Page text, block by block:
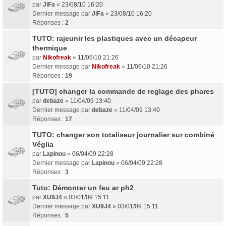
par JiFa « 23/08/10 16:20
Dernier message par JiFa » 23/08/10 16:20
Réponses : 2
TUTO: rajeunir les plastiques avec un décapeur
thermique
par Nikofreak « 11/06/10 21:26
Dernier message par Nikofreak » 11/06/10 21:26
Réponses : 19
[TUTO] changer la commande de reglage des phares
par debaze « 11/04/09 13:40
Dernier message par debaze » 11/04/09 13:40
Réponses : 17
TUTO: changer son totaliseur journalier sur combiné
Véglia
par Lapinou « 06/04/09 22:28
Dernier message par Lapinou » 06/04/09 22:28
Réponses : 3
Tuto: Démonter un feu ar ph2
par XU9J4 « 03/01/09 15:11
Dernier message par XU9J4 » 03/01/09 15:11
Réponses : 5